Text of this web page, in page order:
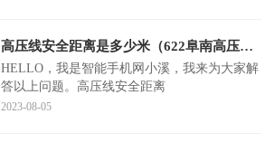
高压线安全距离是多少米（622阜南高压线电击事件简介）
HELLO，我是智能手机网小溪，我来为大家解
答以上问题。高压线安全距离
2023-08-05